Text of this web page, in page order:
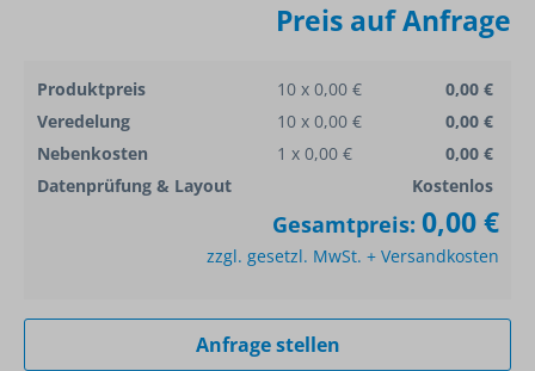
Preis auf Anfrage
Produktpreis 10 x 0,00 €
0,00 €
Veredelung
10 x 0,00 €
0,00 €
Nebenkosten
1 x 0,00 €
0,00 €
Datenprüfung & Layout
Kostenlos
Gesamtpreis: 0,00 €
zzgl. gesetzl. MwSt. + Versandkosten
Anfrage stellen